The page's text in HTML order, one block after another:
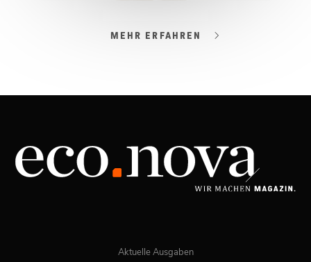
03/2026
JETZT BESTELLEN
MEHR ERFAHREN
Aktuelle Ausgaben